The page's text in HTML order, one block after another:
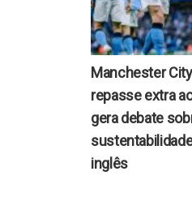
Manchester
repasse extra
gera debate
inglês